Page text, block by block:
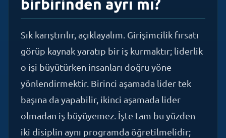
Sık karıştırılır, açıklayalım. Girişimcilik fırsatı
görüp kaynak yaratıp bir iş kurmaktır; liderlik
o işi büyütürken insanları doğru yöne
yönlendirmektir. Birinci aşamada lider tek
başına da yapabilir, ikinci aşamada lider
olmadan iş büyüyemez. İşte tam bu yüzden
iki disiplin aynı programda öğretilmelidir;
ayrı düşünüldüğünde girişimci ilk işe alımdan